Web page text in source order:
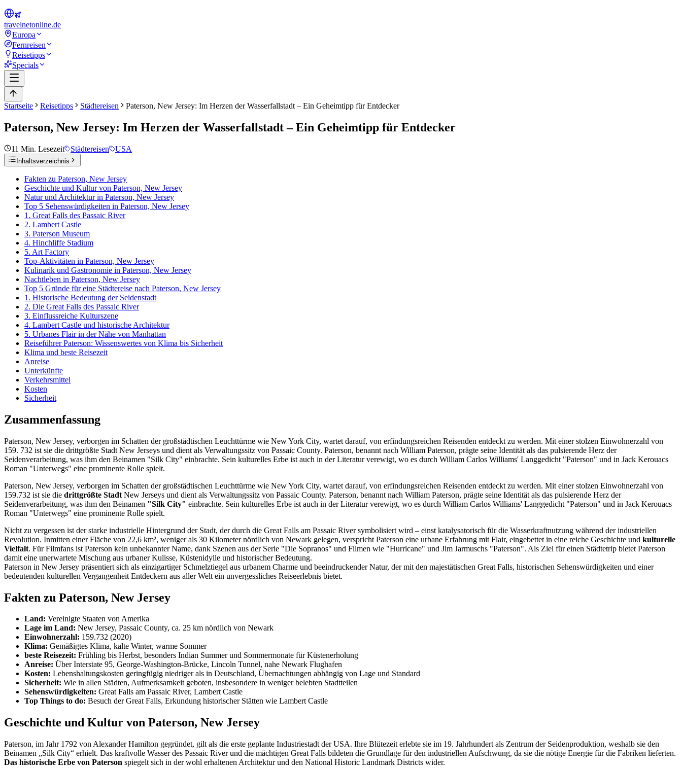
travelnetonline.de
Europa
Fernreisen
Reisetipps
Specials
Startseite Reisetipps Städtereisen Paterson, New Jersey: Im Herzen der Wasserfallstadt – Ein Geheimtipp für Entdecker
Paterson, New Jersey: Im Herzen der Wasserfallstadt – Ein Geheimtipp für Entdecker
11 Min. Lesezeit Städtereisen USA
Inhaltsverzeichnis
Fakten zu Paterson, New Jersey
Geschichte und Kultur von Paterson, New Jersey
Natur und Architektur in Paterson, New Jersey
Top 5 Sehenswürdigkeiten in Paterson, New Jersey
1. Great Falls des Passaic River
2. Lambert Castle
3. Paterson Museum
4. Hinchliffe Stadium
5. Art Factory
Top-Aktivitäten in Paterson, New Jersey
Kulinarik und Gastronomie in Paterson, New Jersey
Nachtleben in Paterson, New Jersey
Top 5 Gründe für eine Städtereise nach Paterson, New Jersey
1. Historische Bedeutung der Seidenstadt
2. Die Great Falls des Passaic River
3. Einflussreiche Kulturszene
4. Lambert Castle und historische Architektur
5. Urbanes Flair in der Nähe von Manhattan
Reiseführer Paterson: Wissenswertes von Klima bis Sicherheit
Klima und beste Reisezeit
Anreise
Unterkünfte
Verkehrsmittel
Kosten
Sicherheit
Zusammenfassung
Paterson, New Jersey, verborgen im Schatten der großstädtischen Leuchttürme wie New York City, wartet darauf, von erfindungsreichen Reisenden entdeckt zu werden. Mit einer stolzen Einwohnerzahl von
159. 732 ist sie die drittgrößte Stadt New Jerseys und dient als Verwaltungssitz von Passaic County. Paterson, benannt nach William Paterson, prägte seine Identität als das pulsierende Herz der
Seidenverarbeitung, was ihm den Beinamen "Silk City" einbrachte. Sein kulturelles Erbe ist auch in der Literatur verewigt, wo es durch William Carlos Williams' Langgedicht "Paterson" und in Jack Kerouacs
Roman "Unterwegs" eine prominente Rolle spielt.
Paterson, New Jersey, verborgen im Schatten der großstädtischen Leuchttürme wie New York City, wartet darauf, von erfindungsreichen Reisenden entdeckt zu werden. Mit einer stolzen Einwohnerzahl von
159.732 ist sie die drittgrößte Stadt New Jerseys und dient als Verwaltungssitz von Passaic County. Paterson, benannt nach William Paterson, prägte seine Identität als das pulsierende Herz der
Seidenverarbeitung, was ihm den Beinamen "Silk City" einbrachte. Sein kulturelles Erbe ist auch in der Literatur verewigt, wo es durch William Carlos Williams' Langgedicht "Paterson" und in Jack Kerouacs
Roman "Unterwegs" eine prominente Rolle spielt.
Nicht zu vergessen ist der starke industrielle Hintergrund der Stadt, der durch die Great Falls am Passaic River symbolisiert wird – einst katalysatorisch für die Wasserkraftnutzung während der industriellen
Revolution. Inmitten einer Fläche von 22,6 km², weniger als 30 Kilometer nördlich von Newark gelegen, verspricht Paterson eine urbane Erfahrung mit Flair, eingebettet in eine reiche Geschichte und kulturelle
Vielfalt. Für Filmfans ist Paterson kein unbekannter Name, dank Szenen aus der Serie "Die Sopranos" und Filmen wie "Hurricane" und Jim Jarmuschs "Paterson". Als Ziel für einen Städtetrip bietet Paterson
damit eine unerwartete Mischung aus urbaner Kulisse, Küstenidylle und historischer Bedeutung.
Paterson in New Jersey präsentiert sich als einzigartiger Schmelztiegel aus urbanem Charme und beeindruckender Natur, der mit den majestätischen Great Falls, historischen Sehenswürdigkeiten und einer
bedeutenden kulturellen Vergangenheit Entdeckern aus aller Welt ein unvergessliches Reiseerlebnis bietet.
Fakten zu Paterson, New Jersey
Land: Vereinigte Staaten von Amerika
Lage im Land: New Jersey, Passaic County, ca. 25 km nördlich von Newark
Einwohnerzahl: 159.732 (2020)
Klima: Gemäßigtes Klima, kalte Winter, warme Sommer
beste Reisezeit: Frühling bis Herbst, besonders Indian Summer und Sommermonate für Küstenerholung
Anreise: Über Interstate 95, George-Washington-Brücke, Lincoln Tunnel, nahe Newark Flughafen
Kosten: Lebenshaltungskosten geringfügig niedriger als in Deutschland, Übernachtungen abhängig von Lage und Standard
Sicherheit: Wie in allen Städten, Aufmerksamkeit geboten, insbesondere in weniger belebten Stadtteilen
Sehenswürdigkeiten: Great Falls am Passaic River, Lambert Castle
Top Things to do: Besuch der Great Falls, Erkundung historischer Stätten wie Lambert Castle
Geschichte und Kultur von Paterson, New Jersey
Paterson, im Jahr 1792 von Alexander Hamilton gegründet, gilt als die erste geplante Industriestadt der USA. Ihre Blütezeit erlebte sie im 19. Jahrhundert als Zentrum der Seidenproduktion, weshalb sie den
Beinamen „Silk City“ erhielt. Das kraftvolle Wasser des Passaic River und die mächtigen Great Falls bildeten die Grundlage für den industriellen Aufschwung, da sie die nötige Energie für die Fabriken lieferten.
Das historische Erbe von Paterson spiegelt sich in der wohl erhaltenen Architektur und den National Historic Landmark Districts wider.